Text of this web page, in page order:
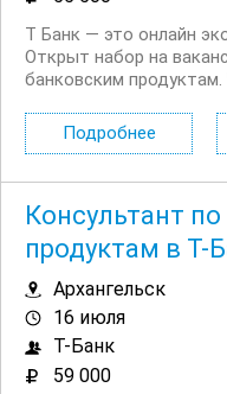
Т Банк — это онлайн
Открыт набор на
банковским
на входящих звонках
— заниматься поиском
Подробнее
Консультант
продуктам в Т-
Архангельск
16 июля
Т-Банк
59 000